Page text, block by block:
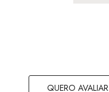
QUERO AVALIAR